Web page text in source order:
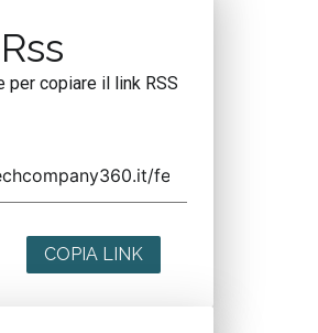
per copiare il link RSS
COPIA LINK